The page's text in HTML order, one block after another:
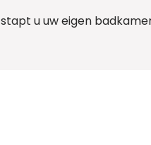
stapt u uw eigen